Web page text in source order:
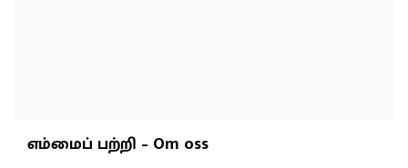
எம்மைப் பற்றி – Om oss